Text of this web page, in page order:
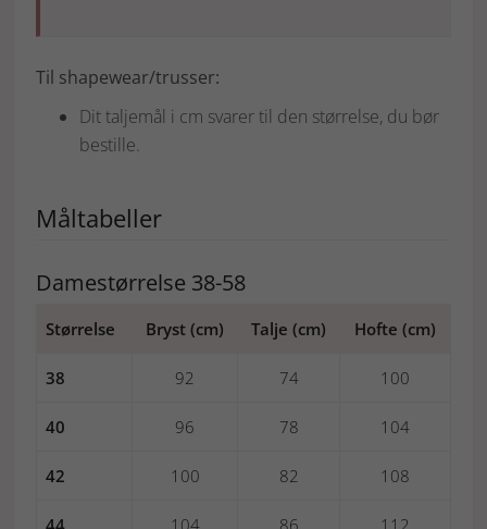
Til shapewear/trusser:
Dit taljemål i cm svarer til den størrelse, du bør
bestille.
Måltabeller
Damestørrelse 38-58
Størrelse Bryst (cm) Talje (cm) Hofte (cm)
38 92 74 100
40 96 78 104
42 100 82 108
44 104 86 112